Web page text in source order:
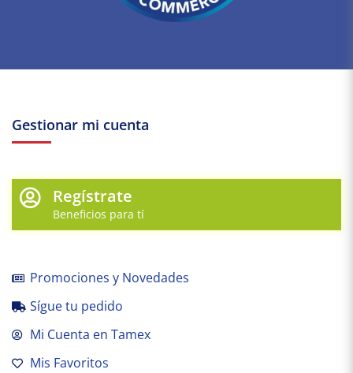
Gestionar mi cuenta
Regístrate
Beneficios para tí
Promociones y Novedades
Sígue tu pedido
Mi Cuenta en Tamex
Mis Favoritos